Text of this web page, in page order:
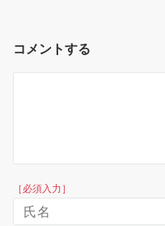
コメントする
［必須入力］